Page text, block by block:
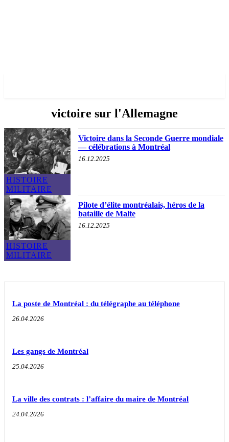
victoire sur l'Allemagne
HISTOIRE
MILITAIRE
Victoire dans la Seconde Guerre mondiale
— célébrations à Montréal
16.12.2025
HISTOIRE
MILITAIRE
Pilote d’élite montréalais, héros de la
bataille de Malte
16.12.2025
La poste de Montréal : du télégraphe au téléphone
26.04.2026
Les gangs de Montréal
25.04.2026
La ville des contrats : l’affaire du maire de Montréal
24.04.2026